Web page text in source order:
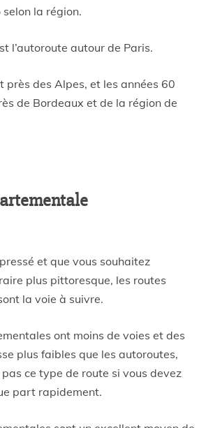
selon la région.
l’autoroute autour de Paris.
près des Alpes, et les années 60
de Bordeaux et de la région de
et que vous souhaitez
plus pittoresque, les routes
la voie à suivre.
ont moins de voies et des
plus faibles que les autoroutes,
ce type de route si vous devez
part rapidement.